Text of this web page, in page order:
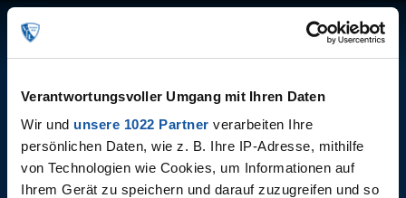
Verantwortungsvoller Umgang mit Ihren Daten
Wir und unsere 1022 Partner verarbeiten Ihre
persönlichen Daten, wie z. B. Ihre IP-Adresse, mithilfe
von Technologien wie Cookies, um Informationen auf
Ihrem Gerät zu speichern und darauf zuzugreifen und so
Login
Videos zu Farid Alfa-
Ruprecht
DIE SUCHE ERGAB KEINE
TREFFER.